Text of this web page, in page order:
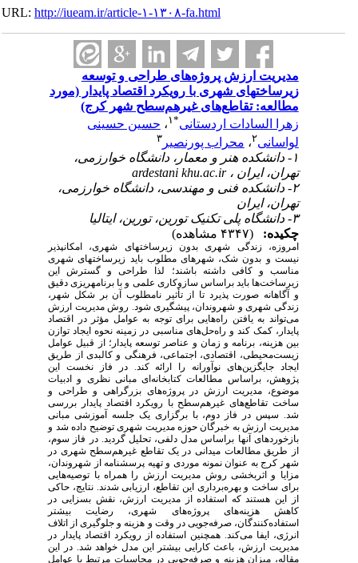
URL:http://iueam.ir/article-۱-۱۳۰۸-fa.html
مدیریت ارزش پروژه‌های طراحی و توسعه
زیرساخت‎های شهری با رویکرد اقتصاد پایدار (مورد
مطالعه: تقاطع‌های غیرهم‌سطح شهر کرج)
زهرا السادات اردستانی
۱،حسین حسینی
لواسانی ،محراب پورنصیر
۱- دانشکده هنر و معمار، دانشگاه خوارزمی،
تهران، ایران ، ardestani khu.ac.ir
۲- دانشکده فنی و مهندسی، دانشگاه خوارزمی،
تهران، ایران
چکیده:
امروزه، زندگی شهری بدون زیرساخت‏های شهری، امکان‏پذیر
نیست و بدون شک، شهرهای مطلوب باید زیرساخت‏های شهری
مناسب و کافی داشته باشند؛ لذا طراحی و گسترش این
زیرساختها باید براساس سازوکاری علمی و با برنامه‏ریزی دقیق
و آگاهانه صورت پذیرد تا از تأثیر نامطلوب آن بر شکل شهر،
زندگی شهری و شهروندان، پیشگیری شود. روش مدیریت ارزش
می‌تواند به یافتن راه‌هایی برای توجه به عوامل مؤثر در اقتصاد
پایدار، کمک کند و راه‌حل‌های مناسبی در زمینه نحوه ایجاد توازن
بین هزینه، برنامه و زمان و عناصر توسعه پایدار؛ از قبیل عوامل
زیستمحیطی، اقتصادی، اجتماعی، فرهنگی و کالبدی از طریق
ایجاد جایگزین‌های نوآورانه را ارائه کند. در فاز نخست این
پژوهش، براساس مطالعات کتابخانهای مبانی نظری و ادبیات
موضوع، مدیریت ارزش در پروژه‌های بزرگراهی و طراحی و
ساخت تقاطعهای غیرهم‌سطح با رویکرد اقتصاد پایدار بررسی
شد. سپس در فاز دوم، با برگزاری یک جلسه آموزشی مبانی
مدیریت ارزش به خبرگان حوزه مدیریت شهری توضیح داده شد و
بازخوردهای آنها براساس مدل دلفی، تحلیل گردید. در فاز سوم،
از طریق مطالعات میدانی در یک تقاطع غیرهم‌سطح شهری در
شهر کرج به عنوان نمونه موردی و تهیه پرسش‏نامه از شهروندان،‌
مزایا و اثربخشی روش مدیریت ارزش را همراه با توصیه‌هایی
برای ساخت و بهرهبرداری این تقاطع، ارزیابی شدند. نتایج، حاکی
از این هستند که استفاده از مدیریت ارزش، نقش بسزایی در
کاهش هزینههای پروژههای شهری،‌ رضایت بیشتر
استفاده‌کنندگان، صرفه‌جویی در وقت و هزینه و جلوگیری از اتلاف
انرژی، ایفا میکند. همچنین استفاده از رویکرد اقتصاد پایدار در
مدیریت ارزش، باعث کارایی بیشتر این مدل خواهد شد. در این
مقاله،‌ میزان هزینه و صرفه‌جویی در محاسبات مرتبط با عوامل